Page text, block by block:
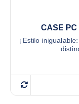
CASE PC
¡Estilo